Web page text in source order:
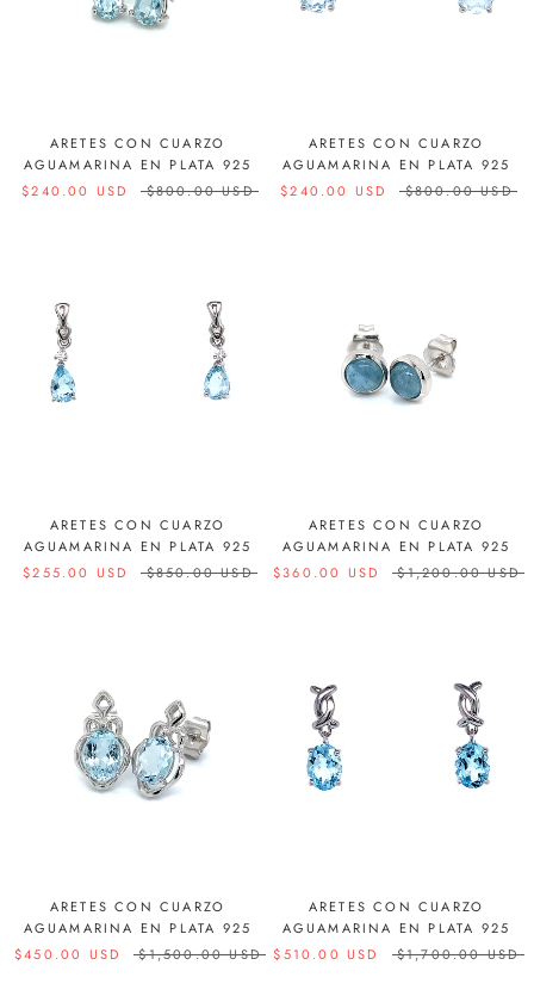
ARETES CON CUARZO
AGUAMARINA EN PLATA 925
$240.00 USD
$800.00 USD
ARETES CON CUARZO
AGUAMARINA EN PLATA 925
$240.00 USD
$800.00 USD
ARETES CON CUARZO
AGUAMARINA EN PLATA 925
$255.00 USD
$850.00 USD
ARETES CON CUARZO
AGUAMARINA EN PLATA 925
$360.00 USD
$1,200.00 USD
ARETES CON CUARZO
AGUAMARINA EN PLATA 925
$450.00 USD
$1,500.00 USD
ARETES CON CUARZO
AGUAMARINA EN PLATA 925
$510.00 USD
$1,700.00 USD